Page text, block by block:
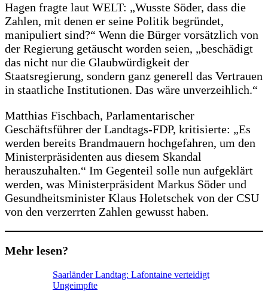
Hagen fragte laut WELT: „Wusste Söder, dass die
Zahlen, mit denen er seine Politik begründet,
manipuliert sind?“ Wenn die Bürger vorsätzlich von
der Regierung getäuscht worden seien, „beschädigt
das nicht nur die Glaubwürdigkeit der
Staatsregierung, sondern ganz generell das Vertrauen
in staatliche Institutionen. Das wäre unverzeihlich.“
Matthias Fischbach, Parlamentarischer
Geschäftsführer der Landtags-FDP, kritisierte: „Es
werden bereits Brandmauern hochgefahren, um den
Ministerpräsidenten aus diesem Skandal
herauszuhalten.“ Im Gegenteil solle nun aufgeklärt
werden, was Ministerpräsident Markus Söder und
Gesundheitsminister Klaus Holetschek von der CSU
von den verzerrten Zahlen gewusst haben.
Mehr lesen?
Saarländer Landtag: Lafontaine verteidigt
Ungeimpfte